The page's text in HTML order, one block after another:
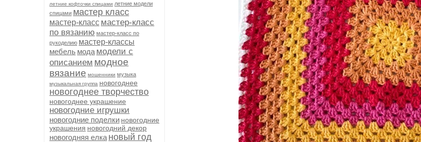
летние кофточки спицами летние модели
спицами мастер класс
мастер-класс мастер-класс
по вязанию мастер-класс по
рукоделию мастер-классы
мебель мода модели с
описанием модное
вязание мошенники музыка
музыкальная группа новогоднее
новогоднее творчество
новогоднее украшение
новогодние игрушки
новогодние поделки новогодние
украшения новогодний декор
новогодняя елка новый год